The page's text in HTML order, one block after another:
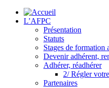
L’AFPC
Présentation
Statuts
Stages de formation
Devenir adhérent,
Adhérer, réadhérer
2/ Régler
Partenaires